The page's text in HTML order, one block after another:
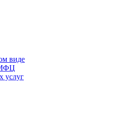
виде
МФЦ
услуг